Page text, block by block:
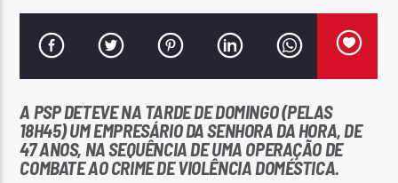
O MEU CAMINHO
ZÉ AMARO
Rádio No ar
A PSP DETEVE NA TARDE DE DOMINGO (PELAS
18H45) UM EMPRESÁRIO DA SENHORA DA HORA, DE
47 ANOS, NA SEQUÊNCIA DE UMA OPERAÇÃO DE
COMBATE AO CRIME DE VIOLÊNCIA DOMÉSTICA.